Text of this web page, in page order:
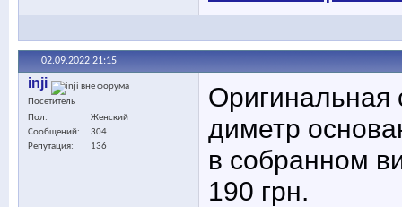
02.09.2022 21:15
inji
Посетитель
Пол
Женский
Сообщений
304
Репутация
136
диметр
в собранном
190 грн.